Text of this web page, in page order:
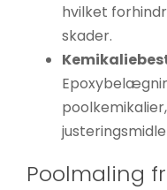
hvilket
skader.
Poolmaling